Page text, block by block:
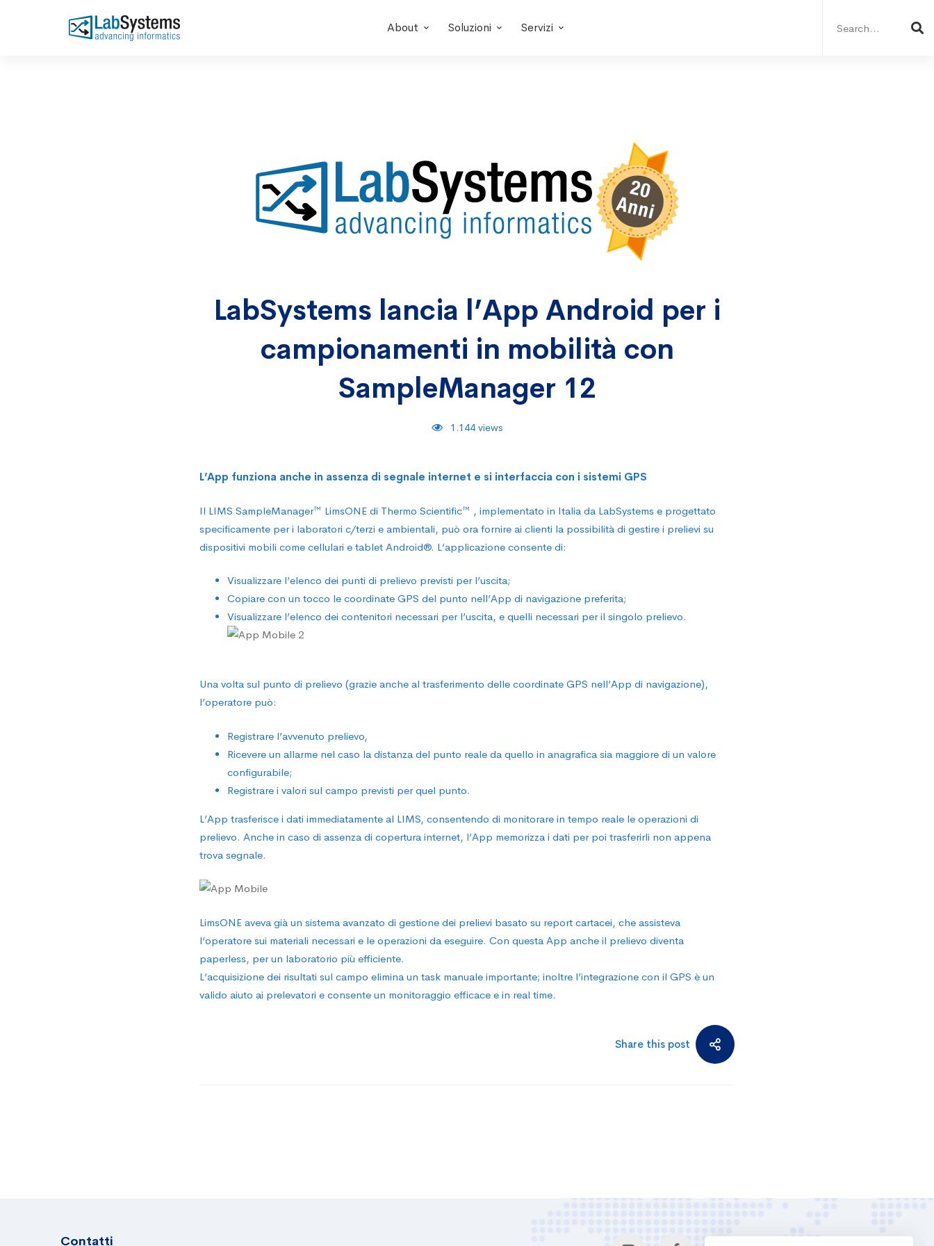
About Soluzioni Servizi
for:
LabSystems
lancia
per
i
campionamenti
in
mobilità
con
SampleManager
12
LabSystems lancia l’App Android per i
campionamenti in mobilità con
SampleManager 12
1.144 views
L’App funziona anche in assenza di segnale internet e si interfaccia con i sistemi GPS
Il LIMS SampleManager™ LimsONE di Thermo Scientific™ , implementato in Italia da LabSystems e progettato
specificamente per i laboratori c/terzi e ambientali, può ora fornire ai clienti la possibilità di gestire i prelievi su
dispositivi mobili come cellulari e tablet Android®. L’applicazione consente di:
Visualizzare l’elenco dei punti di prelievo previsti per l’uscita;
Copiare con un tocco le coordinate GPS del punto nell’App di navigazione preferita;
Visualizzare l’elenco dei contenitori necessari per l’uscita, e quelli necessari per il singolo prelievo.
Una volta sul punto di prelievo (grazie anche al trasferimento delle coordinate GPS nell’App di navigazione),
l’operatore può:
Registrare l’avvenuto prelievo,
Ricevere un allarme nel caso la distanza del punto reale da quello in anagrafica sia maggiore di un valore
configurabile;
Registrare i valori sul campo previsti per quel punto.
L’App trasferisce i dati immediatamente al LIMS, consentendo di monitorare in tempo reale le operazioni di
prelievo. Anche in caso di assenza di copertura internet, l’App memorizza i dati per poi trasferirli non appena
trova segnale.
LimsONE aveva già un sistema avanzato di gestione dei prelievi basato su report cartacei, che assisteva
l’operatore sui materiali necessari e le operazioni da eseguire. Con questa App anche il prelievo diventa
paperless, per un laboratorio più efficiente.
L’acquisizione dei risultati sul campo elimina un task manuale importante; inoltre l’integrazione con il GPS è un
valido aiuto ai prelevatori e consente un monitoraggio efficace e in real time.
Share this post
Contatti